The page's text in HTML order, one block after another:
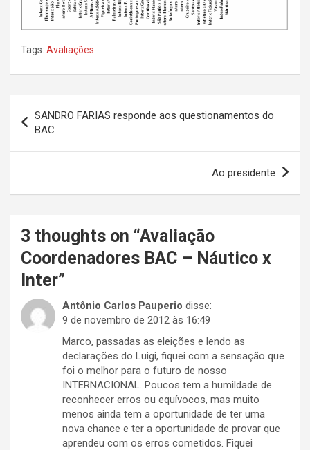
Tags: Avaliações
de
Post
SANDRO FARIAS responde aos questionamentos do
BAC
Ao presidente
3 thoughts on “Avaliação
Coordenadores BAC – Náutico x
Inter”
Antônio Carlos Pauperio disse:
9 de novembro de 2012 às 16:49
Marco, passadas as eleições e lendo as
declarações do Luigi, fiquei com a sensação que
foi o melhor para o futuro de nosso
INTERNACIONAL. Poucos tem a humildade de
reconhecer erros ou equívocos, mas muito
menos ainda tem a oportunidade de ter uma
nova chance e ter a oportunidade de provar que
aprendeu com os erros cometidos. Fiquei